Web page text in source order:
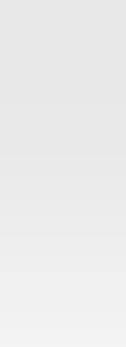
ενημερώνουμε ότι από
στο Γενικό